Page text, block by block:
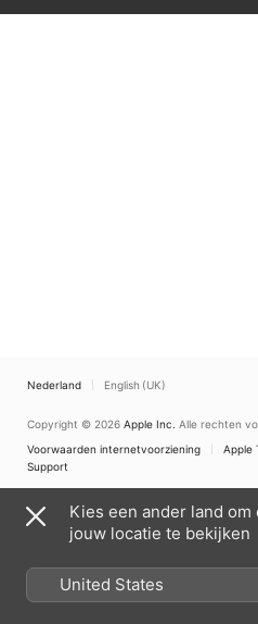
Nederland English (UK)
Copyright © 2026 Apple Inc. Alle rechten
Voorwaarden internetvoorziening
Apple
Support
Kies een ander land
jouw locatie te bekijken
United States